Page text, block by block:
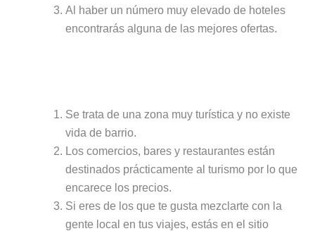
Al haber un número muy elevado de hoteles
encontrarás alguna de las mejores ofertas.
Se trata de una zona muy turística y no existe
vida de barrio.
Los comercios, bares y restaurantes están
destinados prácticamente al turismo por lo que
encarece los precios.
Si eres de los que te gusta mezclarte con la
gente local en tus viajes, estás en el sitio